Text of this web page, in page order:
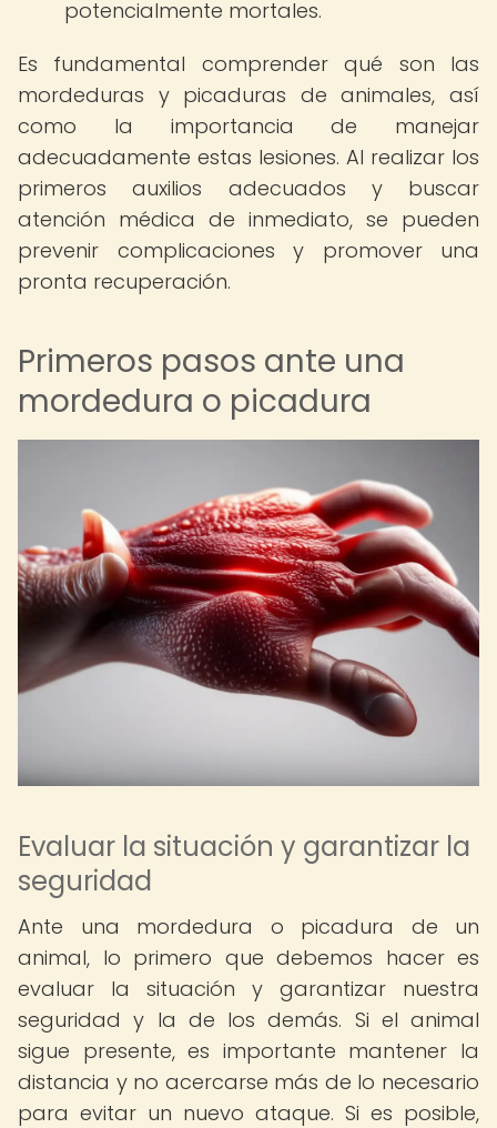
potencialmente mortales.
Es fundamental comprender qué son las
mordeduras y picaduras de animales, así
como la importancia de manejar
adecuadamente estas lesiones. Al realizar los
primeros auxilios adecuados y buscar
atención médica de inmediato, se pueden
prevenir complicaciones y promover una
pronta recuperación.
Primeros pasos ante una
mordedura o picadura
Evaluar la situación y garantizar la
seguridad
Ante una mordedura o picadura de un
animal, lo primero que debemos hacer es
evaluar la situación y garantizar nuestra
seguridad y la de los demás. Si el animal
sigue presente, es importante mantener la
distancia y no acercarse más de lo necesario
para evitar un nuevo ataque. Si es posible,